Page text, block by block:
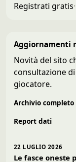
Registrati gratis·
Aggiornamenti
Novità del sito
consultazione
giocatore.
Archivio
Report dati
22 LUGLIO 2026
Le fasce oneste